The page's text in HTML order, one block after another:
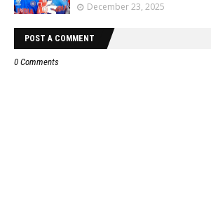
December 23, 2025
POST A COMMENT
0 Comments